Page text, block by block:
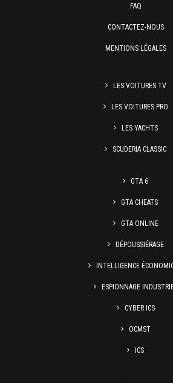
FAQ
CONTACTEZ-NOUS
MENTIONS LÉGALES
LES VOITURES TV
LES VOITURES PRO
LES YACHTS
SCUDERIA CLASSIC
GTA 6
GTA CHEATS
GTA ONLINE
DÉPOUSSIÉRAGE
INTELLIGENCE
ESPIONNAGE
CYBER ICS
OCMST
ICS